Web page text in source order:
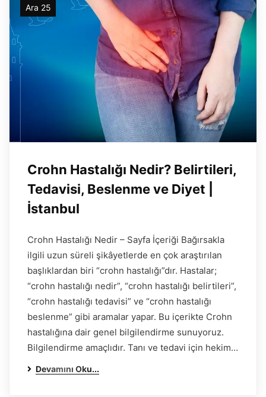
Ara 25
Crohn Hastalığı Nedir? Belirtileri,
Tedavisi, Beslenme ve Diyet |
İstanbul
Crohn Hastalığı Nedir – Sayfa İçeriği Bağırsakla
ilgili uzun süreli şikâyetlerde en çok araştırılan
başlıklardan biri “crohn hastalığı”dır. Hastalar;
“crohn hastalığı nedir”, “crohn hastalığı belirtileri”,
“crohn hastalığı tedavisi” ve “crohn hastalığı
beslenme” gibi aramalar yapar. Bu içerikte Crohn
hastalığına dair genel bilgilendirme sunuyoruz.
Bilgilendirme amaçlıdır. Tanı ve tedavi için hekim…
Devamını Oku...